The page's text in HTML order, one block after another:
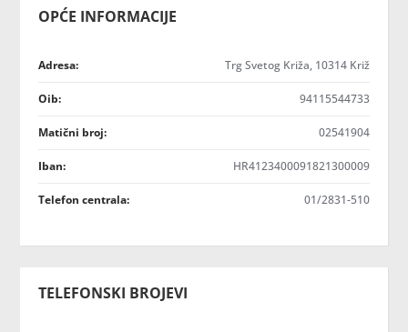
OPĆE INFORMACIJE
Adresa: Trg Svetog Križa, 10314 Križ
Oib: 94115544733
Matični broj: 02541904
Iban: HR4123400091821300009
Telefon centrala: 01/2831-510
TELEFONSKI BROJEVI